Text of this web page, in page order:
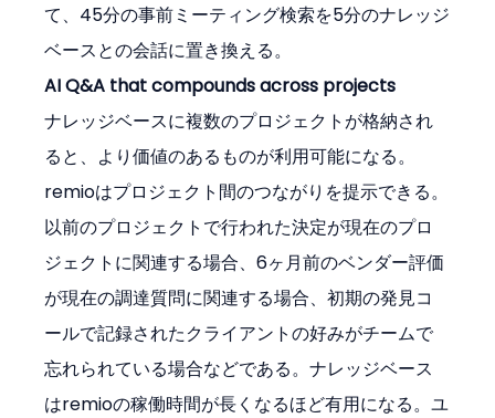
て、45分の事前ミーティング検索を5分のナレッジ
ベースとの会話に置き換える。
AI Q&A that compounds across projects
ナレッジベースに複数のプロジェクトが格納され
ると、より価値のあるものが利用可能になる。
remioはプロジェクト間のつながりを提示できる。
以前のプロジェクトで行われた決定が現在のプロ
ジェクトに関連する場合、6ヶ月前のベンダー評価
が現在の調達質問に関連する場合、初期の発見コ
ールで記録されたクライアントの好みがチームで
忘れられている場合などである。ナレッジベース
はremioの稼働時間が長くなるほど有用になる。ユ